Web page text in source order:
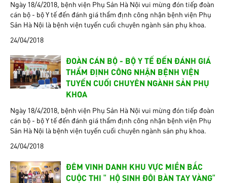
Ngày 18/4/2018, bệnh viện Phụ Sản Hà Nội vui mừng đón tiếp đoàn
cán bộ - bộ Y tế đến đánh giá thẩm định công nhận bệnh viện Phụ
Sản Hà Nội là bệnh viện tuyến cuối chuyên ngành sản phụ khoa.
24/04/2018
ĐOÀN CÁN BỘ - BỘ Y TẾ ĐẾN ĐÁNH GIÁ
THẨM ĐỊNH CÔNG NHẬN BỆNH VIỆN
TUYẾN CUỐI CHUYÊN NGÀNH SẢN PHỤ
KHOA
Ngày 18/4/2018, bệnh viện Phụ Sản Hà Nội vui mừng đón tiếp đoàn
cán bộ - bộ Y tế đến đánh giá thẩm định công nhận bệnh viện Phụ
Sản Hà Nội là bệnh viện tuyến cuối chuyên ngành sản phụ khoa.
24/04/2018
ĐÊM VINH DANH KHU VỰC MIỀN BẮC
CUỘC THI “ HỘ SINH ĐÔI BÀN TAY VÀNG”